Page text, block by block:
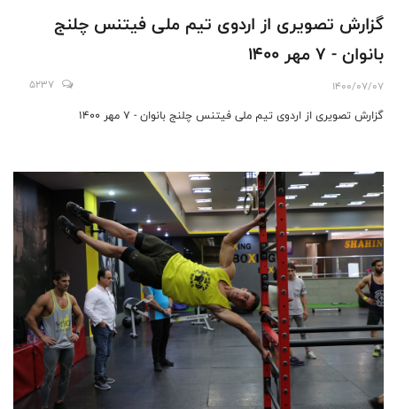
گزارش تصویری از اردوی تیم ملی فیتنس چلنج
بانوان - 7 مهر 1400
1400/07/07
5237
گزارش تصویری از اردوی تیم ملی فیتنس چلنج بانوان - 7 مهر 1400